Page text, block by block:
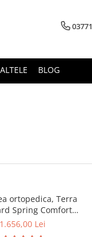
BLOG
ortopedica, Terra
Spring Comfort
plasa arcuri
1.656,00 Lei